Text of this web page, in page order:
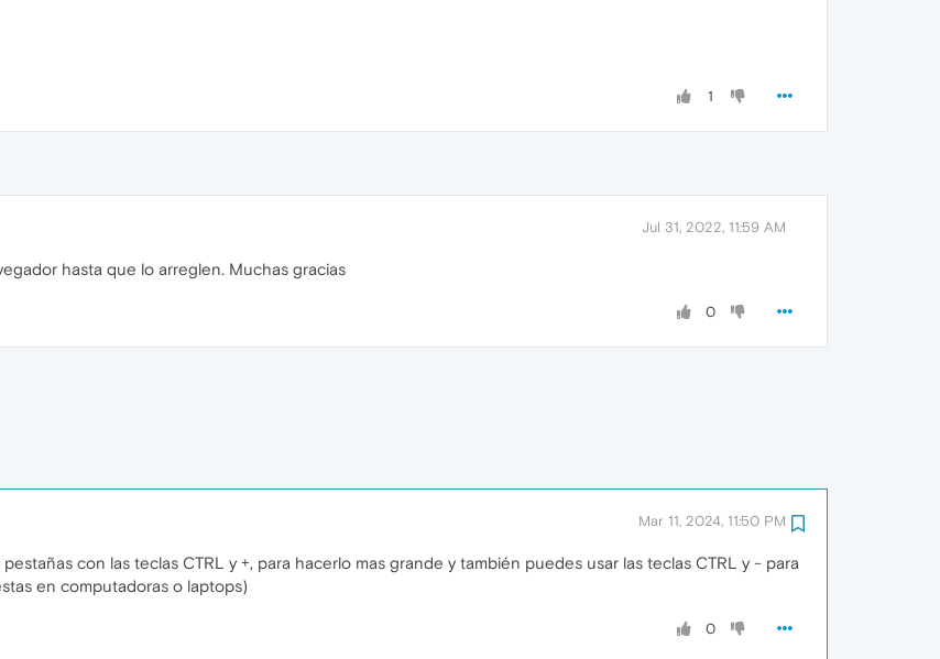
1
Jul 31, 2022, 11:59 AM
hasta que lo arreglen. Muchas gracias
0
Mar 11, 2024, 11:50 PM
con las teclas CTRL y +, para hacerlo mas grande y también puedes usar las teclas CTRL y - para
en computadoras o laptops)
0